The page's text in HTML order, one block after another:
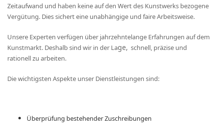
Zeitaufwand und haben keine auf den Wert des Kunstwerks bezogene
Vergütung. Dies sichert eine unabhängige und faire Arbeitsweise.
Unsere Experten verfügen über jahrzehntelange Erfahrungen auf dem
Kunstmarkt. Deshalb sind wir in der Lage, schnell, präzise und
rationell zu arbeiten.
Die wichtigsten Aspekte unser Dienstleistungen sind:
Überprüfung bestehender Zuschreibungen